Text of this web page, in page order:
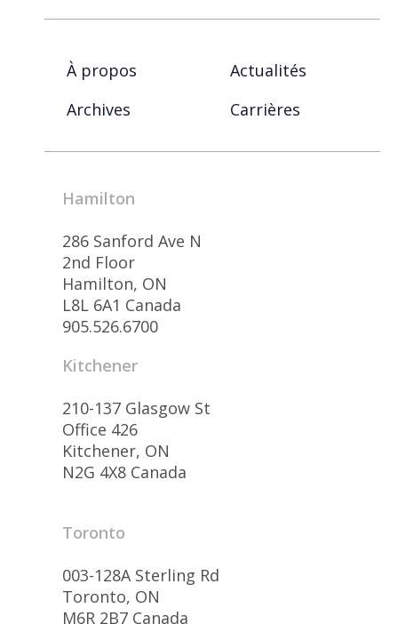
À propos
Actualités
Archives
Carrières
Hamilton
286 Sanford Ave N
2nd Floor
Hamilton, ON
L8L 6A1 Canada
905.526.6700
Kitchener
210-137 Glasgow St
Office 426
Kitchener, ON
N2G 4X8 Canada
Toronto
003-128A Sterling Rd
Toronto, ON
M6R 2B7 Canada